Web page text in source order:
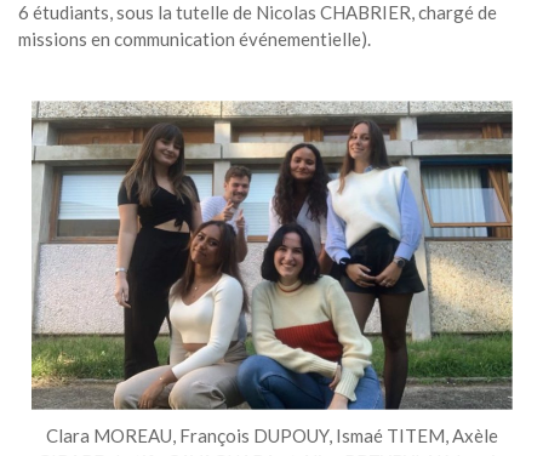
6 étudiants, sous la tutelle de Nicolas CHABRIER, chargé de
missions en communication événementielle).
Clara MOREAU, François DUPOUY, Ismaé TITEM, Axèle